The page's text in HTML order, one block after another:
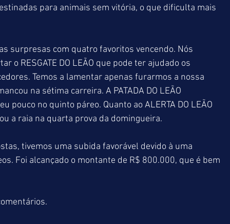
para animais sem vitória, o que dificulta mais
surpresas com quatro favoritos vencendo. Nós
o RESGATE DO LEÃO que pode ter ajudado os
Temos a lamentar apenas furarmos a nossa
na sétima carreira. A PATADA DO LEÃO
pouco no quinto páreo. Quanto ao ALERTA DO LEÃO
a raia na quarta prova da domingueira.
tivemos uma subida favorável devido à uma
Foi alcançado o montante de R$ 800.000, que é bem